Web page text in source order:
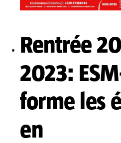
Rentrée
2023:
forme les
en